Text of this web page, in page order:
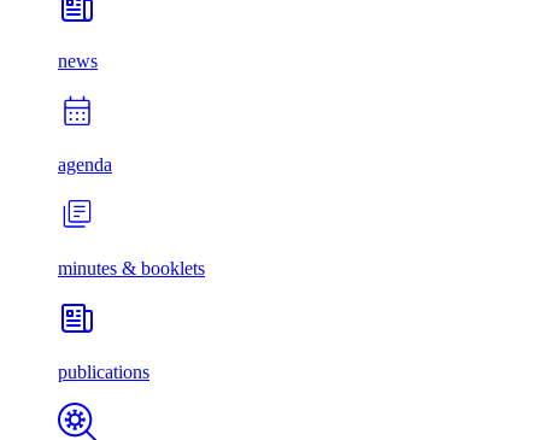
news
agenda
minutes & booklets
publications